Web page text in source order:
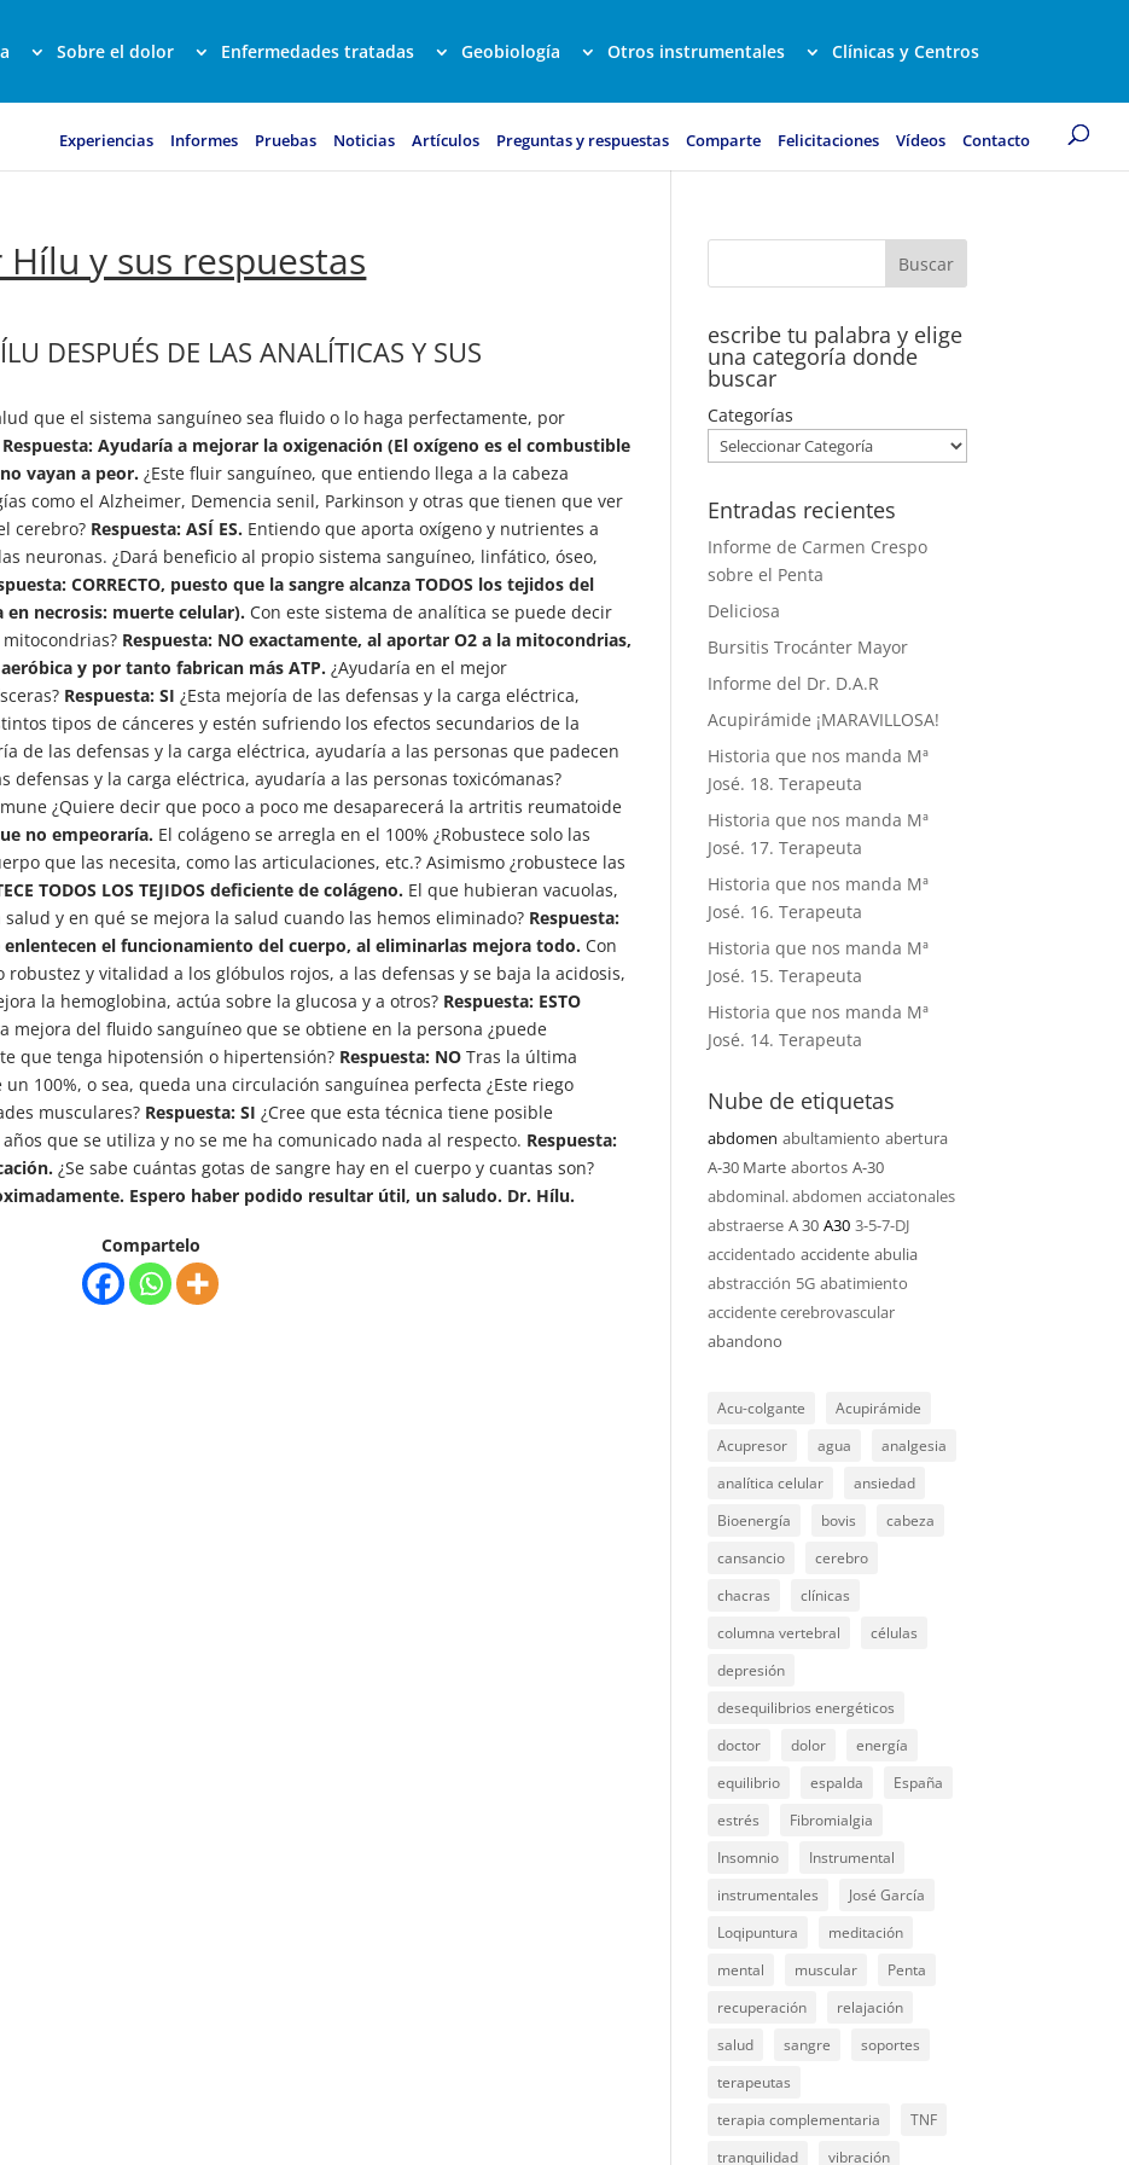
Sobre el dolor Enfermedades tratadas Geobiología Otros instrumentales
Clínicas y Centros
Experiencias Informes Pruebas Noticias Artículos Preguntas y respuestas Comparte Felicitaciones Vídeos Contacto
y sus respuestas
DESPUÉS DE LAS ANALÍTICAS Y SUS
que el sistema sanguíneo sea fluido o lo haga perfectamente, por
Respuesta: Ayudaría a mejorar la oxigenación (El oxígeno es el combustible
vayan a peor. ¿Este fluir sanguíneo, que entiendo llega a la cabeza
como el Alzheimer, Demencia senil, Parkinson y otras que tienen que ver
cerebro? Respuesta: ASÍ ES. Entiendo que aporta oxígeno y nutrientes a
neuronas. ¿Dará beneficio al propio sistema sanguíneo, linfático, óseo,
CORRECTO, puesto que la sangre alcanza TODOS los tejidos del
necrosis: muerte celular). Con este sistema de analítica se puede decir
mitocondrias? Respuesta: NO exactamente, al aportar O2 a la mitocondrias,
y por tanto fabrican más ATP. ¿Ayudaría en el mejor
Respuesta: SI ¿Esta mejoría de las defensas y la carga eléctrica,
tipos de cánceres y estén sufriendo los efectos secundarios de la
de las defensas y la carga eléctrica, ayudaría a las personas que padecen
defensas y la carga eléctrica, ayudaría a las personas toxicómanas?
¿Quiere decir que poco a poco me desaparecerá la artritis reumatoide
no empeoraría. El colágeno se arregla en el 100% ¿Robustece solo las
que las necesita, como las articulaciones, etc.? Asimismo ¿robustece las
TODOS LOS TEJIDOS deficiente de colágeno. El que hubieran vacuolas,
y en qué se mejora la salud cuando las hemos eliminado? Respuesta:
enlentecen el funcionamiento del cuerpo, al eliminarlas mejora todo. Con
y vitalidad a los glóbulos rojos, a las defensas y se baja la acidosis,
la hemoglobina, actúa sobre la glucosa y a otros? Respuesta: ESTO
mejora del fluido sanguíneo que se obtiene en la persona ¿puede
que tenga hipotensión o hipertensión? Respuesta: NO Tras la última
100%, o sea, queda una circulación sanguínea perfecta ¿Este riego
musculares? Respuesta: SI ¿Cree que esta técnica tiene posible
que se utiliza y no se me ha comunicado nada al respecto. Respuesta:
¿Se sabe cuántas gotas de sangre hay en el cuerpo y cuantas son?
Espero haber podido resultar útil, un saludo. Dr. Hílu.
Compartelo
escribe tu palabra y elige
una categoría donde
buscar
Categorías
Entradas recientes
Informe de Carmen Crespo
sobre el Penta
Deliciosa
Bursitis Trocánter Mayor
Informe del Dr. D.A.R
Acupirámide ¡MARAVILLOSA!
Historia que nos manda Mª
José. 18. Terapeuta
Historia que nos manda Mª
José. 17. Terapeuta
Historia que nos manda Mª
José. 16. Terapeuta
Historia que nos manda Mª
José. 15. Terapeuta
Historia que nos manda Mª
José. 14. Terapeuta
Nube de etiquetas
abdomen abultamiento abertura
A-30 Marte abortos A-30
abdominal. abdomen acciatonales
abstraerse A 30 A30 3-5-7-DJ
accidentado accidente abulia
abstracción 5G abatimiento
accidente cerebrovascular
abandono
Acu-colgante
Acupirámide
Acupresor
agua
analgesia
analítica celular
ansiedad
Bioenergía
bovis
cabeza
cansancio
cerebro
chacras
clínicas
columna vertebral
células
depresión
desequilibrios energéticos
doctor
dolor
energía
equilibrio
espalda
España
estrés
Fibromialgia
Insomnio
Instrumental
instrumentales
José García
Loqipuntura
meditación
mental
muscular
Penta
recuperación
relajación
salud
sangre
soportes
terapeutas
terapia complementaria
TNF
tranquilidad
vibración